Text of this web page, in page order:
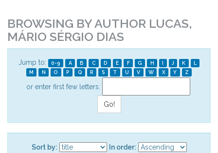
BROWSING BY AUTHOR LUCAS,
MÁRIO SÉRGIO DIAS
Jump to: 0-9 A B C D E F G H I J K
L
M
N O P Q R S T U V W X Y Z
or enter first few letters:
Sort by:
In order: